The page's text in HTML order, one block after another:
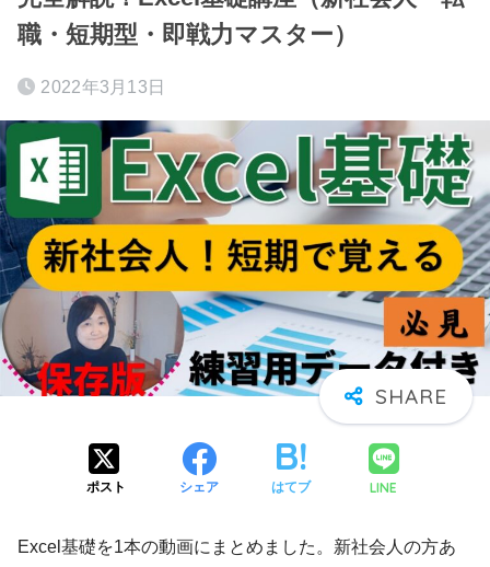
職・短期型・即戦力マスター）
2022年3月13日
ポスト シェア はてブ LINE
Excel基礎を1本の動画にまとめました。新社会人の方あ